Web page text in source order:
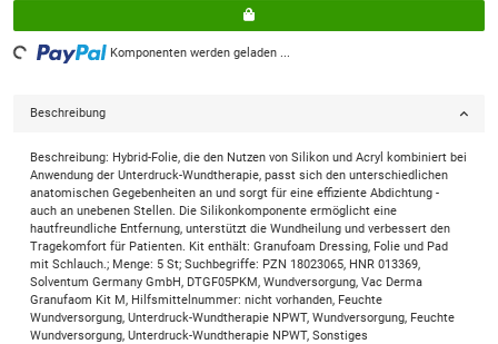
Loading... Komponenten werden geladen ...
Beschreibung
Beschreibung: Hybrid-Folie, die den Nutzen von Silikon und Acryl kombiniert bei
Anwendung der Unterdruck-Wundtherapie, passt sich den unterschiedlichen
anatomischen Gegebenheiten an und sorgt für eine effiziente Abdichtung -
auch an unebenen Stellen. Die Silikonkomponente ermöglicht eine
hautfreundliche Entfernung, unterstützt die Wundheilung und verbessert den
Tragekomfort für Patienten. Kit enthält: Granufoam Dressing, Folie und Pad
mit Schlauch.; Menge: 5 St; Suchbegriffe: PZN 18023065, HNR 013369,
Solventum Germany GmbH, DTGF05PKM, Wundversorgung, Vac Derma
Granufaom Kit M, Hilfsmittelnummer: nicht vorhanden, Feuchte
Wundversorgung, Unterdruck-Wundtherapie NPWT, Wundversorgung, Feuchte
Wundversorgung, Unterdruck-Wundtherapie NPWT, Sonstiges